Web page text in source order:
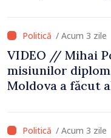
/ Acum 3 zile
VIDEO // Mihai
misiunilor
Moldova a făcut
/ Acum 3 zile